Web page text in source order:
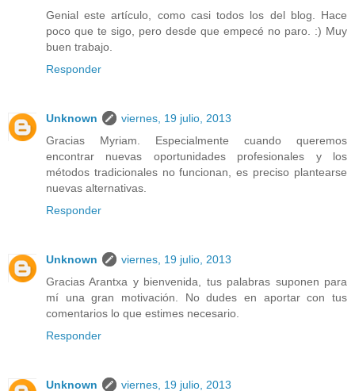
Genial este artículo, como casi todos los del blog. Hace
poco que te sigo, pero desde que empecé no paro. :) Muy
buen trabajo.
Responder
Unknown
viernes, 19 julio, 2013
Gracias Myriam. Especialmente cuando queremos
encontrar nuevas oportunidades profesionales y los
métodos tradicionales no funcionan, es preciso plantearse
nuevas alternativas.
Responder
Unknown
viernes, 19 julio, 2013
Gracias Arantxa y bienvenida, tus palabras suponen para
mí una gran motivación. No dudes en aportar con tus
comentarios lo que estimes necesario.
Responder
Unknown viernes, 19 julio, 2013